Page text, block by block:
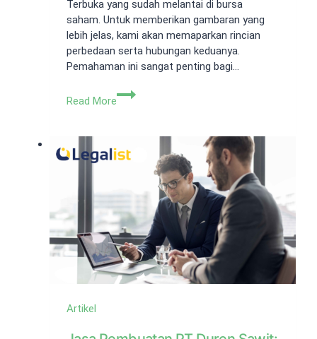
Terbuka yang sudah melantai di bursa
saham. Untuk memberikan gambaran yang
lebih jelas, kami akan memaparkan rincian
perbedaan serta hubungan keduanya.
Pemahaman ini sangat penting bagi…
Read More
Perbedaan
dari
Karakteristik
Definisinya
Sebagai
Badan
Usaha
Artikel